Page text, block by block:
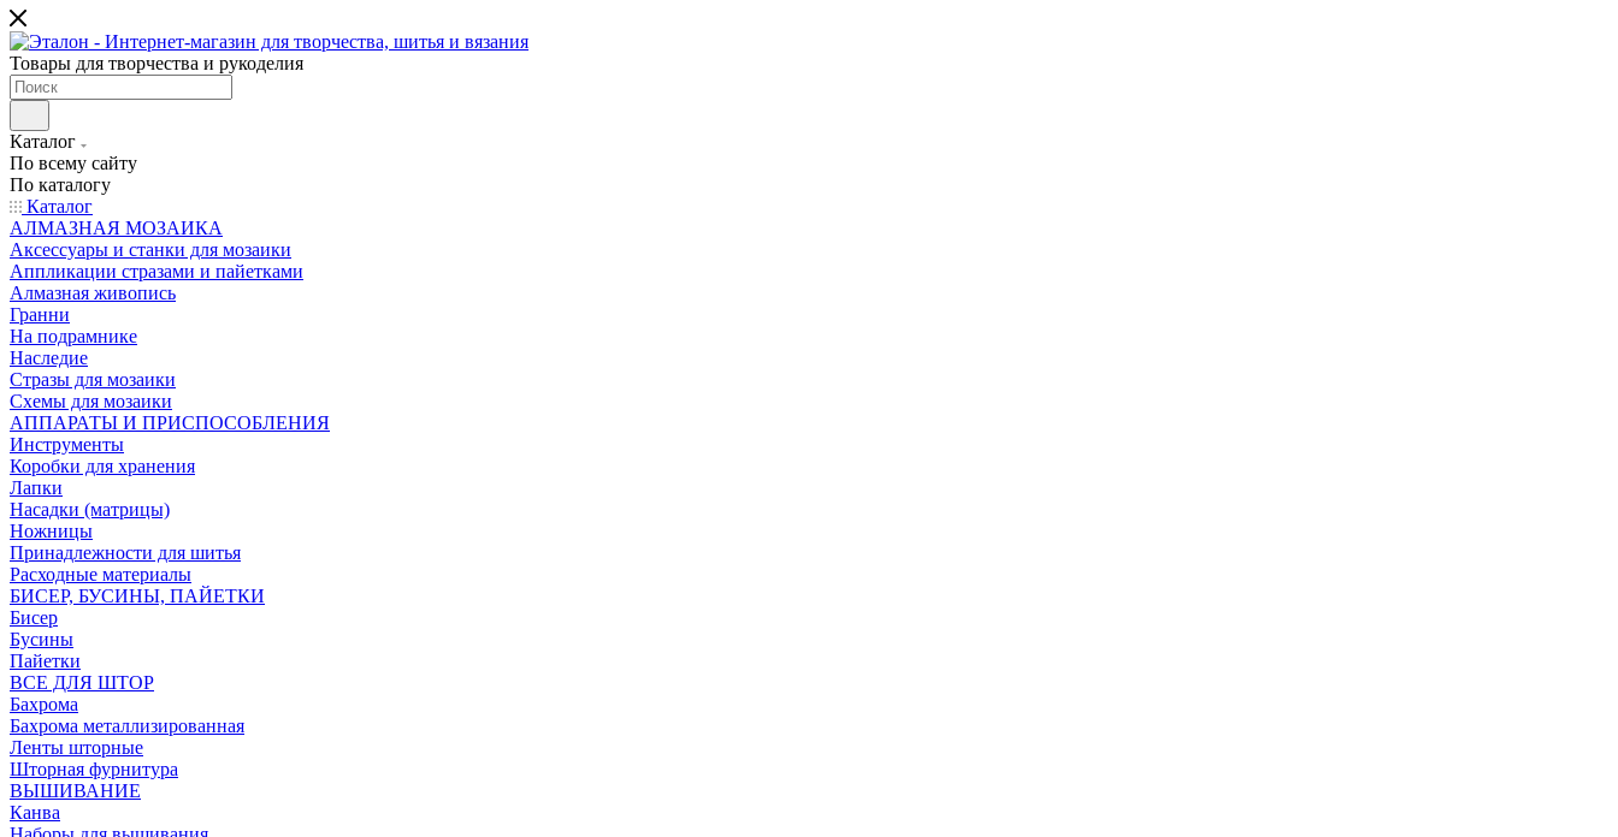
Товары для творчества и рукоделия
Каталог
По всему сайту
По каталогу
Каталог
АЛМАЗНАЯ МОЗАИКА
Аксессуары и станки для мозаики
Аппликации стразами и пайетками
Алмазная живопись
Гранни
На подрамнике
Наследие
Стразы для мозаики
Схемы для мозаики
АППАРАТЫ И ПРИСПОСОБЛЕНИЯ
Инструменты
Коробки для хранения
Лапки
Насадки (матрицы)
Ножницы
Принадлежности для шитья
Расходные материалы
БИСЕР, БУСИНЫ, ПАЙЕТКИ
Бисер
Бусины
Пайетки
ВСЕ ДЛЯ ШТОР
Бахрома
Бахрома металлизированная
Ленты шторные
Шторная фурнитура
ВЫШИВАНИЕ
Канва